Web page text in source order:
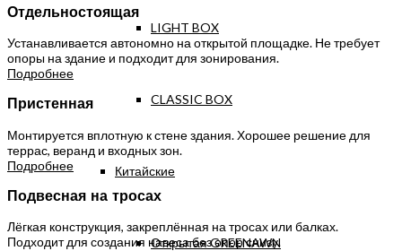
LIGHT BOX
CLASSIC BOX
Китайские
Открытая GREENAWN
Отдельностоящая
Устанавливается автономно на открытой площадке. Не требует
опоры на здание и подходит для зонирования.
Подробнее
Пристенная
Монтируется вплотную к стене здания. Хорошее решение для
террас, веранд и входных зон.
Подробнее
Подвесная на тросах
Лёгкая конструкция, закреплённая на тросах или балках.
Подходит для создания навеса без опор снизу.